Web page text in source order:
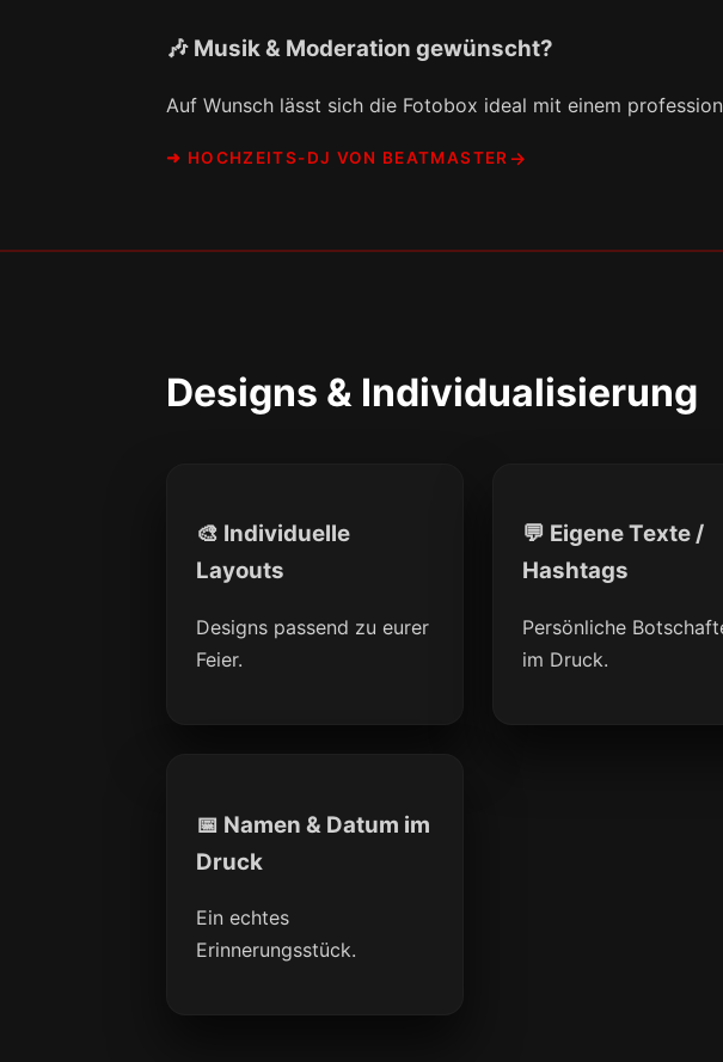
🎶 Musik & Moderation gewünscht?
Auf Wunsch lässt sich die Fotobox ideal mit einem
➜ HOCHZEITS-DJ VON BEATMASTER
Designs & Individualisierung
🎨 Individuelle
Layouts
Designs passend zu eurer
Feier.
💬 Eigene Texte /
Hashtags
Persönliche
im Druck.
📅 Namen & Datum im
Druck
Ein echtes
Erinnerungsstück.